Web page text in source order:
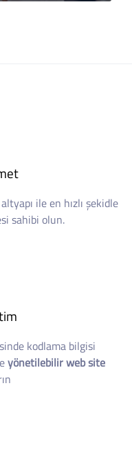
ile en hızlı şekidle
sahibi olun.
kodlama bilgisi
yönetilebilir web site